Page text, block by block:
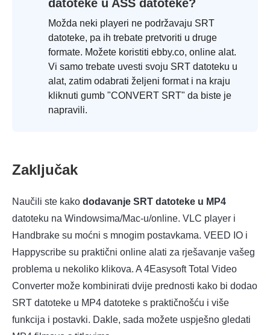
datoteke u ASS datoteke?
Možda neki playeri ne podržavaju SRT
datoteke, pa ih trebate pretvoriti u druge
formate. Možete koristiti ebby.co, online alat.
Vi samo trebate uvesti svoju SRT datoteku u
alat, zatim odabrati željeni format i na kraju
kliknuti gumb "CONVERT SRT" da biste je
napravili.
Zaključak
Naučili ste kako dodavanje SRT datoteke u MP4
datoteku na Windowsima/Mac-u/online. VLC player i
Handbrake su moćni s mnogim postavkama. VEED IO i
Happyscribe su praktični online alati za rješavanje vašeg
problema u nekoliko klikova. A 4Easysoft Total Video
Converter može kombinirati dvije prednosti kako bi dodao
SRT datoteke u MP4 datoteke s praktičnošću i više
funkcija i postavki. Dakle, sada možete uspješno gledati